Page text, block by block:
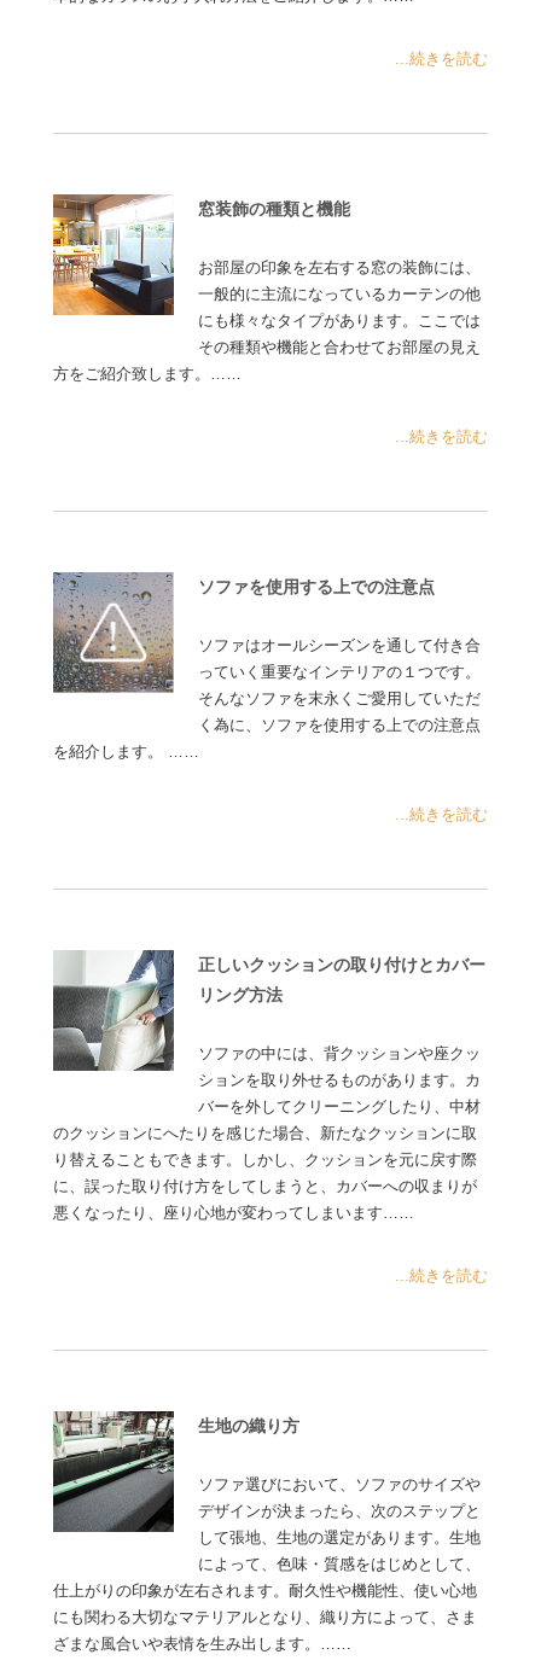
...続きを読む
窓装飾の種類と機能
お部屋の印象を左右する窓の装飾には、
一般的に主流になっているカーテンの他
にも様々なタイプがあります。ここでは
その種類や機能と合わせてお部屋の見え
方をご紹介致します。……
...続きを読む
ソファを使用する上での注意点
ソファはオールシーズンを通して付き合
っていく重要なインテリアの１つです。
そんなソファを末永くご愛用していただ
く為に、ソファを使用する上での注意点
を紹介します。 ……
...続きを読む
正しいクッションの取り付けとカバー
リング方法
ソファの中には、背クッションや座クッ
ションを取り外せるものがあります。カ
バーを外してクリーニングしたり、中材
のクッションにへたりを感じた場合、新たなクッションに取
り替えることもできます。しかし、クッションを元に戻す際
に、誤った取り付け方をしてしまうと、カバーへの収まりが
悪くなったり、座り心地が変わってしまいます……
...続きを読む
生地の織り方
ソファ選びにおいて、ソファのサイズや
デザインが決まったら、次のステップと
して張地、生地の選定があります。生地
によって、色味・質感をはじめとして、
仕上がりの印象が左右されます。耐久性や機能性、使い心地
にも関わる大切なマテリアルとなり、織り方によって、さま
ざまな風合いや表情を生み出します。……